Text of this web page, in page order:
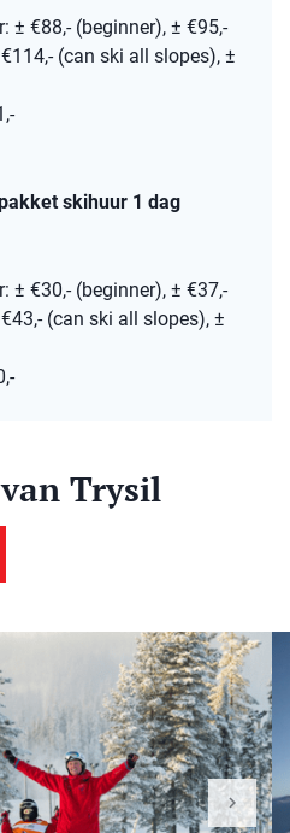
± €88,- (beginner), ± €95,-
(can ski all slopes), ±
skihuur 1 dag
± €30,- (beginner), ± €37,-
(can ski all slopes), ±
Trysil